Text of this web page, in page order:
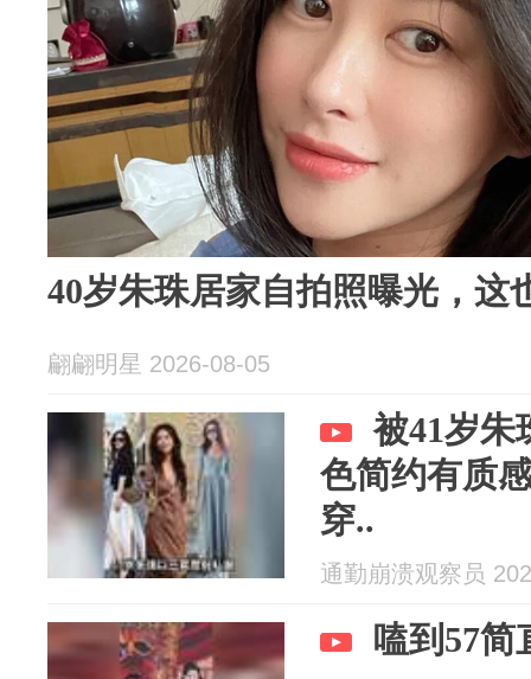
40岁朱珠居家自拍照曝光，这
翩翩明星 2026-08-05
被41岁朱
色简约有质
穿..
通勤崩溃观察员
嗑到57简